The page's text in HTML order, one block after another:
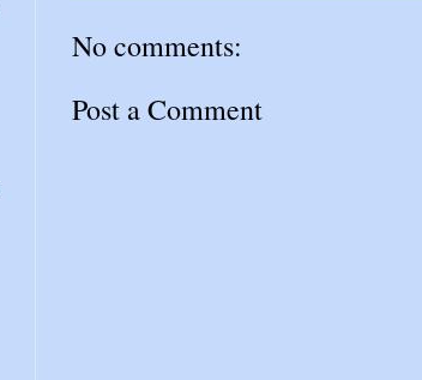
No comments:
Post a Comment